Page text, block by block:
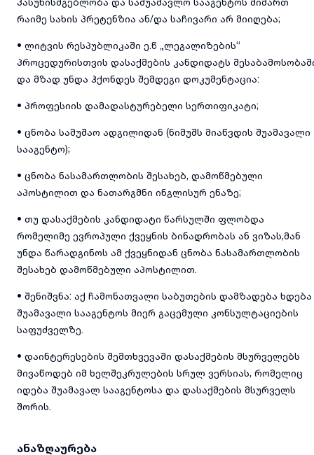
რაიმე სახის პრეტენზია ან/და საჩივარი არ მიიღება;
• ლიტვის რესპუბლიკაში ე.წ „ლეგალიზების“
პროცედურისთვის დასაქმების კანდიდატს
და მზად უნდა ჰქონდეს შემდეგი დოკუმენტაცია:
• პროფესიის დამადასტურებელი სერთიფიკატი;
• ცნობა სამუშაო ადგილიდან (ნიმუშს მიაწვდის შუამავალი
სააგენტო);
• ცნობა ნასამართლობის შესახებ, დამოწმებული
აპოსტილით და ნათარგმნი ინგლისურ ენაზე;
• თუ დასაქმების კანდიდატი წარსულში ფლობდა
რომელიმე ევროპული ქვეყნის ბინადრობას ან ვიზას,მან
უნდა წარადგინოს ამ ქვეყნიდან ცნობა ნასამართლობის
შესახებ დამოწმებული აპოსტილით.
• შენიშვნა: აქ ჩამონათვალი საბუთების დამზადება ხდება
შუამავალი სააგენტოს მიერ გაცემული კონსულტაციების
საფუძველზე.
• დაინტერესების შემთხვევაში დასაქმების მსურველებს
მივაწოდებ იმ ხელშეკრულების სრულ ვერსიას, რომელიც
იდება შუამავალ სააგენტოსა და დასაქმების მსურველს
შორის.
ანაზღაურება